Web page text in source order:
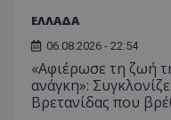
ΕΛΛΑΔΑ
06.08.2026 - 22:54
«Αφιέρωσε τη ζωή
ανάγκη»:
Βρετανίδας που